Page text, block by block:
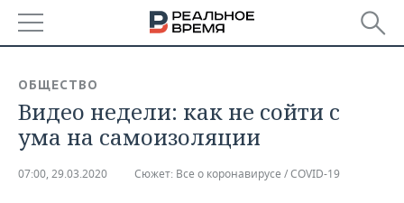
БАШКОРТОСТАН
ТАТАРСТАН
НОВОСТИ
АНАЛИТИКА
ОБЩЕСТВО
Видео недели: как не сойти с
ума на самоизоляции
07:00, 29.03.2020 Сюжет: Все о коронавирусе / COVID-19